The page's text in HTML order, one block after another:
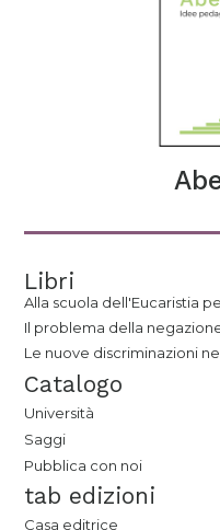
Libri
Alla scuola dell'Eucaristia
Il problema della
Le nuove discriminazioni
Catalogo
Università
Saggi
Pubblica con noi
tab edizioni
Casa editrice